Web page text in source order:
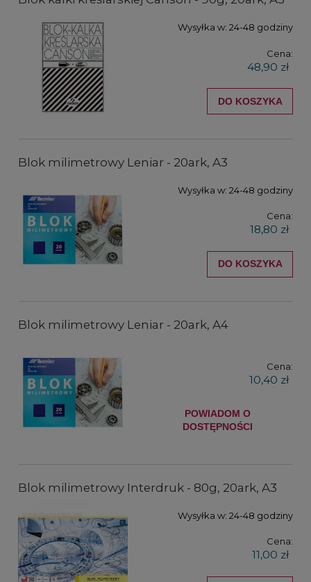
Wysyłka w: 24-48 godziny
Cena:
48,90 zł
DO KOSZYKA
Blok milimetrowy Leniar - 20ark, A3
Wysyłka w: 24-48 godziny
Cena:
18,80 zł
DO KOSZYKA
Blok milimetrowy Leniar - 20ark, A4
Cena:
10,40 zł
POWIADOM O
DOSTĘPNOŚCI
Blok milimetrowy Interdruk - 80g, 20ark, A3
Wysyłka w: 24-48 godziny
Cena:
11,00 zł